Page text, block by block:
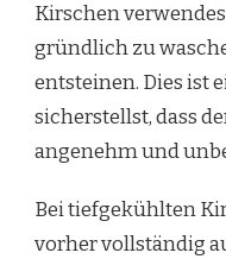
Kirschen
gründlich zu
entsteinen. Dies ist
sicherstellst, dass
angenehm und
Bei tiefgekühlten
vorher vollständig